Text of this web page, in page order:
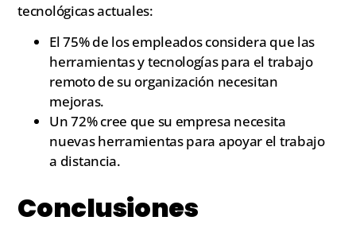
tecnológicas actuales:
El 75% de los empleados considera que las
herramientas y tecnologías para el trabajo
remoto de su organización necesitan
mejoras.
Un 72% cree que su empresa necesita
nuevas herramientas para apoyar el trabajo
a distancia.
Conclusiones